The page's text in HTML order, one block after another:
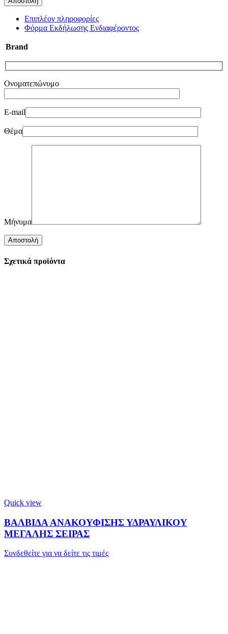
Επιπλέον πληροφορίες
Φόρμα Εκδήλωσης Ενδιαφέροντος
Brand
Ονοματεπώνυμο
E-mail
Θέμα
Μήνυμα
Σχετικά προϊόντα
Quick view
ΒΑΛΒΙΔΑ ΑΝΑΚΟΥΦΙΣΗΣ ΥΔΡΑΥΛΙΚΟΥ
ΜΕΓΑΛΗΣ ΣΕΙΡΑΣ
Συνδεθείτε για να δείτε τις τιμές